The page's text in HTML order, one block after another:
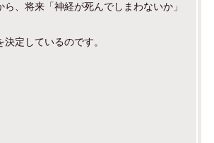
ら、将来「神経が死んでしまわないか」
決定しているのです。